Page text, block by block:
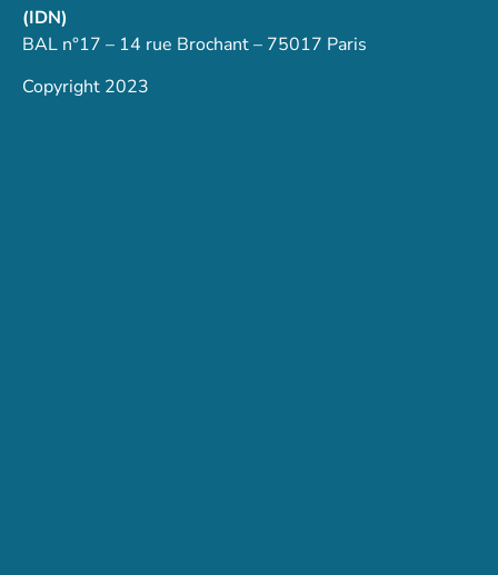
(IDN)
BAL n°17 – 14 rue Brochant – 75017 Paris
Copyright 2023